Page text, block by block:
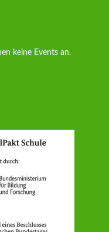
keine Events an.